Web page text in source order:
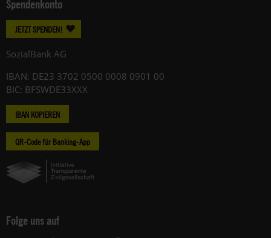
Spendenkonto
JETZT SPENDEN!
SozialBank AG
IBAN: DE23 3702 0500 0008 0901 00
BIC: BFSWDE33XXX
IBAN KOPIEREN
QR-Code für Banking-App
Folge uns auf